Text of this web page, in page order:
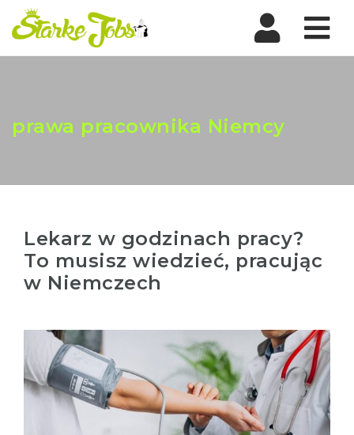
prawa pracownika Niemcy
Lekarz w godzinach pracy?
To musisz wiedzieć, pracując
w Niemczech